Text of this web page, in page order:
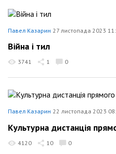
Павел Казарин 27 листопада 2023
Війна і тил
3741 1 0
Павел Казарин 22 листопада 2023
Культурна дистанція
4120 10 0